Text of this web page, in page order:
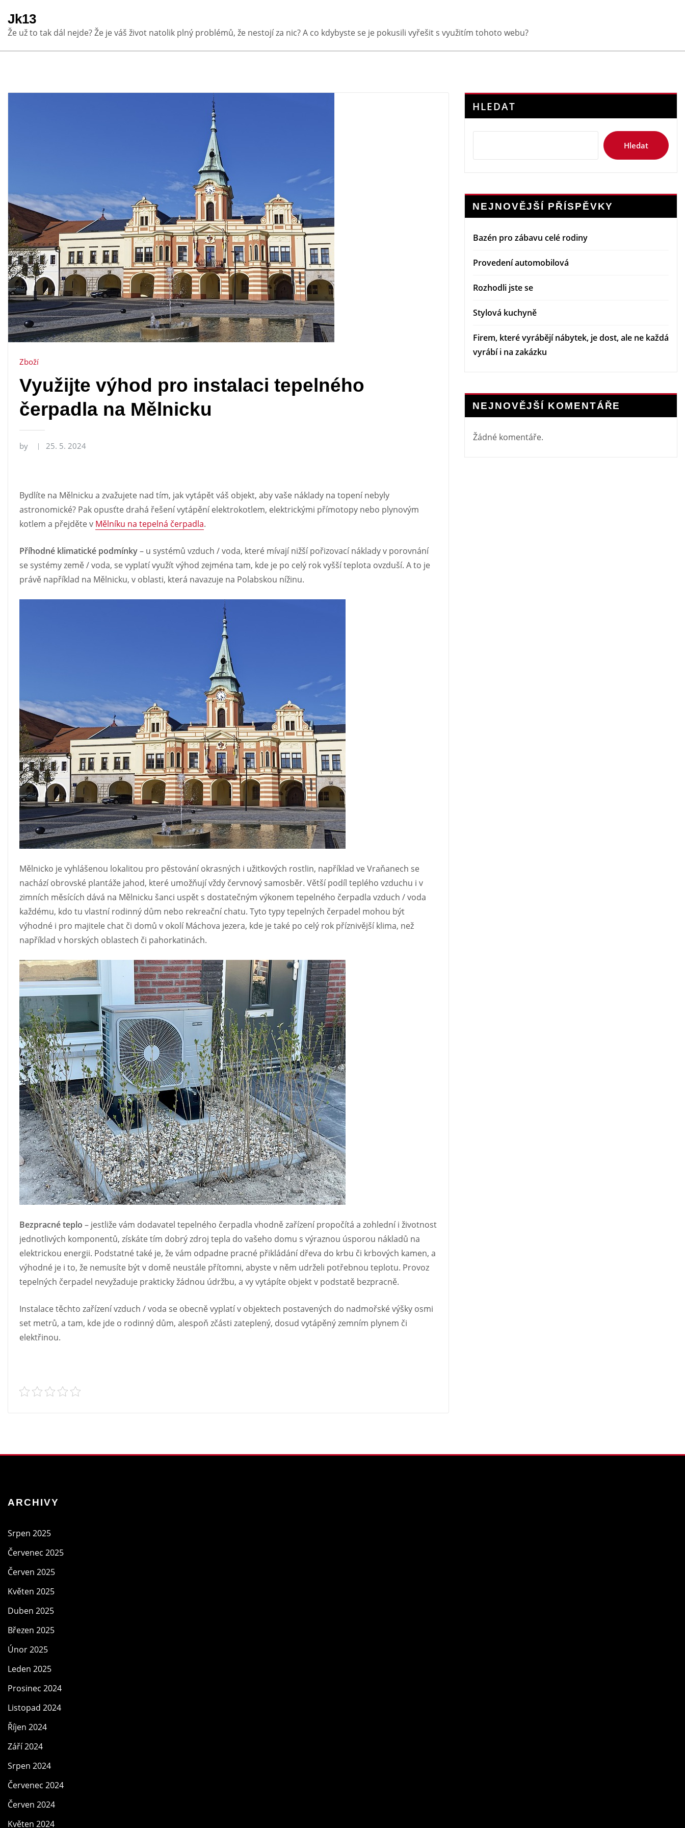
content
Jk13
Že už to tak dál nejde? Že je váš život natolik plný problémů, že nestojí za nic? A co kdybyste se je pokusili vyřešit s využitím tohoto webu?
Zboží
Využijte výhod pro instalaci tepelného
čerpadla na Mělnicku
by 25. 5. 2024
Bydlíte na Mělnicku a zvažujete nad tím, jak vytápět váš objekt, aby vaše náklady na topení nebyly
astronomické? Pak opusťte drahá řešení vytápění elektrokotlem, elektrickými přímotopy nebo plynovým
kotlem a přejděte v Mělníku na tepelná čerpadla.
Příhodné klimatické podmínky– u systémů vzduch / voda, které mívají nižší pořizovací náklady v porovnání
se systémy země / voda, se vyplatí využít výhod zejména tam, kde je po celý rok vyšší teplota ovzduší. A to je
právě například na Mělnicku, v oblasti, která navazuje na Polabskou nížinu.
Mělnicko je vyhlášenou lokalitou pro pěstování okrasných i užitkových rostlin, například ve Vraňanech se
nachází obrovské plantáže jahod, které umožňují vždy červnový samosběr. Větší podíl teplého vzduchu i v
zimních měsících dává na Mělnicku šanci uspět s dostatečným výkonem tepelného čerpadla vzduch / voda
každému, kdo tu vlastní rodinný dům nebo rekreační chatu. Tyto typy tepelných čerpadel mohou být
výhodné i pro majitele chat či domů v okolí Máchova jezera, kde je také po celý rok příznivější klima, než
například v horských oblastech či pahorkatinách.
Bezpracné teplo – jestliže vám dodavatel tepelného čerpadla vhodně zařízení propočítá a zohlední i životnost
jednotlivých komponentů, získáte tím dobrý zdroj tepla do vašeho domu s výraznou úsporou nákladů na
elektrickou energii. Podstatné také je, že vám odpadne pracné přikládání dřeva do krbu či krbových kamen, a
výhodné je i to, že nemusíte být v domě neustále přítomni, abyste v něm udrželi potřebnou teplotu. Provoz
tepelných čerpadel nevyžaduje prakticky žádnou údržbu, a vy vytápíte objekt v podstatě bezpracně.
Instalace těchto zařízení vzduch / voda se obecně vyplatí v objektech postavených do nadmořské výšky osmi
set metrů, a tam, kde jde o rodinný dům, alespoň zčásti zateplený, dosud vytápěný zemním plynem či
elektřinou.
HLEDAT
Hledat
NEJNOVĚJŠÍ PŘÍSPĚVKY
Bazén pro zábavu celé rodiny
Provedení automobilová
Rozhodli jste se
Stylová kuchyně
Firem, které vyrábějí nábytek, je dost, ale ne každá
vyrábí i na zakázku
NEJNOVĚJŠÍ KOMENTÁŘE
Žádné komentáře.
ARCHIVY
Srpen 2025
Červenec 2025
Červen 2025
Květen 2025
Duben 2025
Březen 2025
Únor 2025
Leden 2025
Prosinec 2024
Listopad 2024
Říjen 2024
Září 2024
Srpen 2024
Červenec 2024
Červen 2024
Květen 2024